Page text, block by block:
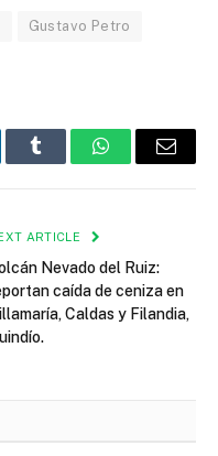
Gustavo Petro
Tumblr WhatsAppEmail
ARTICLE
Nevado del Ruiz:
caída de ceniza en
Caldas y Filandia,